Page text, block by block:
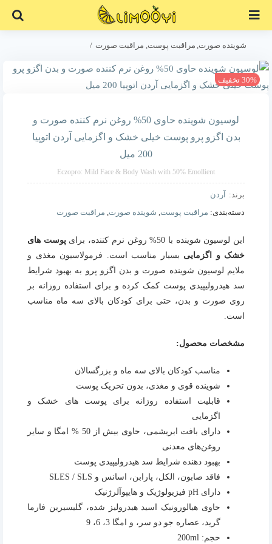
شوینده صورت مراقبت پوست مراقبت صورت
لوسیون شوینده حاوی 50% روغن نرم کننده صورت و بدن اگزو پرو پوست خیلی خشک و اگزمایی آردن اتوپیا 200 میل
30% تخفیف
لوسیون شوینده حاوی 50% روغن نرم کننده صورت و
بدن اگزو پرو پوست خیلی خشک و اگزمایی آردن اتوپیا
200 میل
Eczopro: Mild Face & Body Wash with 50% Emollient
برند:
آردن
دسته‌بندی: مراقبت پوست, شوینده صورت, مراقبت صورت
این لوسیون شوینده با 50% روغن نرم‌ کننده، برای
پوست های
خشک و اگزمایی بسیار مناسب است. فرمولاسیون مغذی و
ملایم لوسیون شوینده صورت و بدن اگزو پرو به بهبود شرایط
سد هیدرولیپیدی پوست کمک کرده و برای استفاده روزانه بر
روی صورت و بدن، حتی برای کودکان بالای سه ماه مناسب
است.
مشخصات محصول:
مناسب کودکان بالای سه ماه و بزرگسالان
شوینده قوی و مغذی، بدون تحریک پوست
قابلیت استفاده روزانه برای پوست های خشک و
اگزمایی
دارای بافت ابریشمی، حاوی بیش از 50 % امگا و سایر
روغن‌های معدنی
بهبود دهنده شرایط سد هیدرولیپیدی پوست
فاقد صابون، الکل، پارابن، اسانس و SLES / SLS
دارای pH فیزیولوژیک و هایپوآلرژنیک
حاوی هیالورونیک اسید هیدرولیز شده، گلیسیرین فارما
گرید، عصاره جو دو سر، و امگا 3، 6، 9
حجم: 200ml